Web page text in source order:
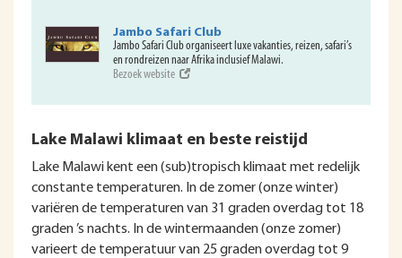
Jambo Safari Club
Jambo Safari Club organiseert luxe vakanties, reizen, safari’s
en rondreizen naar Afrika inclusief Malawi.
Bezoek website
Lake Malawi klimaat en beste reistijd
Lake Malawi kent een (sub)tropisch klimaat met redelijk
constante temperaturen. In de zomer (onze winter)
variëren de temperaturen van 31 graden overdag tot 18
graden ’s nachts. In de wintermaanden (onze zomer)
varieert de temperatuur van 25 graden overdag tot 9